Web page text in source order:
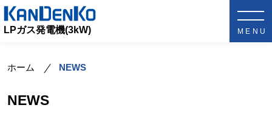
LPガス発電機(3kW)
ホーム NEWS
NEWS